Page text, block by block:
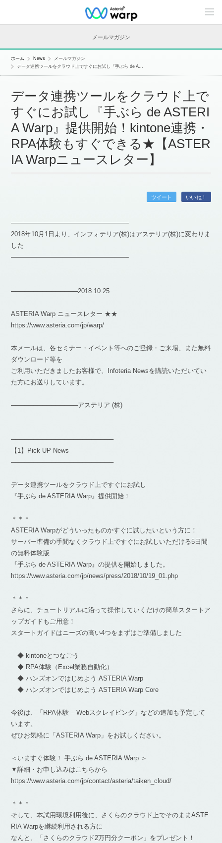
C
n
n
メールマガジン
ホーム News
メールマガジン
データ連携ツールをクラウド上ですぐにお試し『手ぶら de A...
データ連携ツールをクラウド上で
すぐにお試し『手ぶら de ASTERI
A Warp』提供開始！kintone連携・
RPA体験もすぐできる★【ASTER
IA Warpニュースレター】
ツイート いいね！
——————————————————-
2018年10月1日より、インフォテリア(株)はアステリア(株)に変わりま
した
——————————————————-
───────────────2018.10.25
ASTERIA Warp ニュースレター ★★
https://www.asteria.com/jp/warp/
本メールは、各セミナー・イベント等へのご登録・ご来場、また無料
ダウンロード等を
ご利用いただきましたお客様で、Infoteria Newsを購読いただいてい
た方にお送りしています。
───────────────アステリア (株)
───────────────────────
【1】Pick UP News
───────────────────────
データ連携ツールをクラウド上ですぐにお試し
『手ぶら de ASTERIA Warp』提供開始！
＊＊＊
ASTERIA Warpがどういったものかすぐに試したいという方に！
サーバー準備の手間なくクラウド上ですぐにお試しいただける5日間
の無料体験版
『手ぶら de ASTERIA Warp』の提供を開始しました。
https://www.asteria.com/jp/news/press/2018/10/19_01.php
＊＊＊
さらに、チュートリアルに沿って操作していくだけの簡単スタートア
ップガイドもご用意！
スタートガイドはニーズの高い4つをまずはご準備しました
◆ kintoneとつなごう
◆ RPA体験（Excel業務自動化）
◆ ハンズオンではじめよう ASTERIA Warp
◆ ハンズオンではじめよう ASTERIA Warp Core
今後は、「RPA体験 – Webスクレイピング」などの追加も予定して
います。
ぜひお気軽に「ASTERIA Warp」をお試しください。
＜いますぐ体験！ 手ぶら de ASTERIA Warp ＞
▼詳細・お申し込みはこちらから
https://www.asteria.com/jp/contact/asteria/taiken_cloud/
＊＊＊
そして、本試用環境利用後に、さくらのクラウド上でそのままASTE
RIA Warpを継続利用される方に
なんと、「さくらのクラウド2万円分クーポン」をプレゼント！